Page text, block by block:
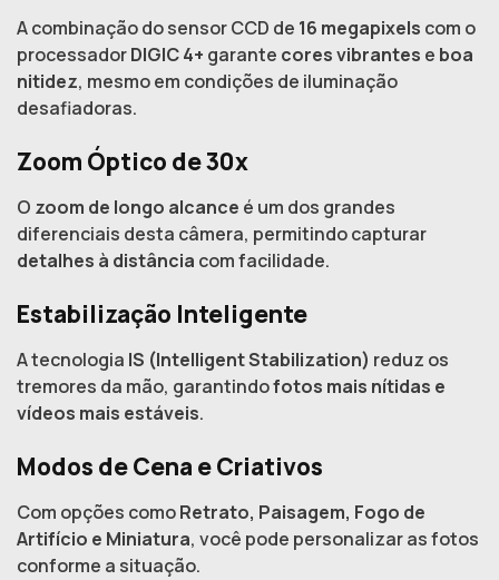
A combinação do sensor CCD de 16 megapixels com o
processadorDIGIC 4+ garante cores vibrantes e boa
nitidez, mesmo em condições de iluminação
desafiadoras.
Zoom Óptico de 30x
O zoom de longo alcance é um dos grandes
diferenciais desta câmera, permitindo capturar
detalhes à distância com facilidade.
Estabilização Inteligente
A tecnologia IS (Intelligent Stabilization) reduz os
tremores da mão, garantindofotos mais nítidas e
vídeos mais estáveis.
Modos de Cena e Criativos
Com opções comoRetrato, Paisagem, Fogo de
Artifício e Miniatura, você pode personalizar as fotos
conforme a situação.